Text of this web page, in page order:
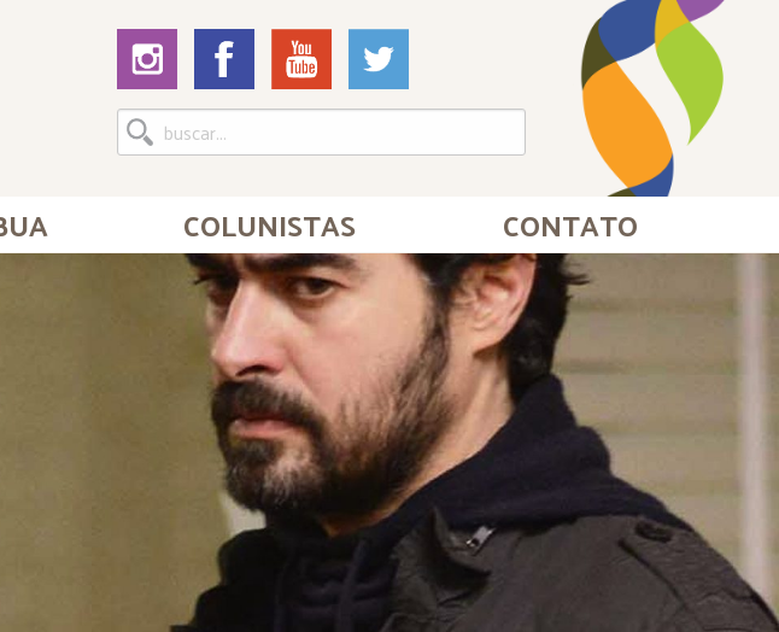
COLUNISTAS CONTATO